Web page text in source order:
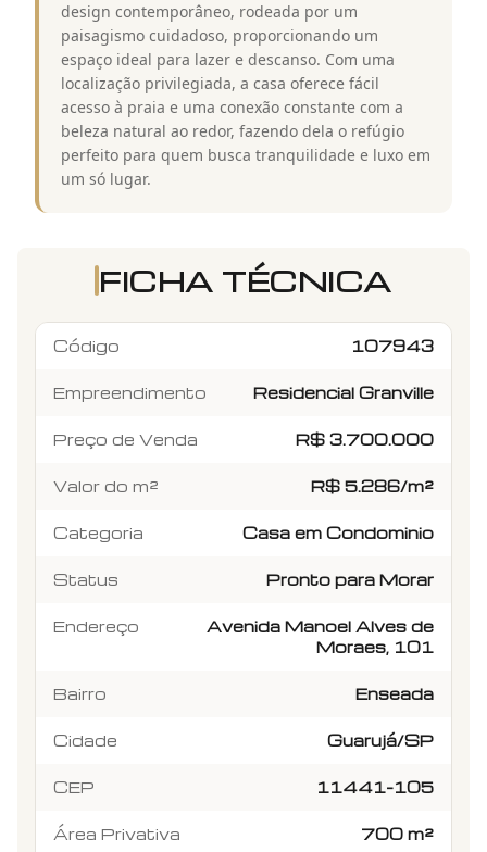
design contemporâneo, rodeada por um
paisagismo cuidadoso, proporcionando um
espaço ideal para lazer e descanso. Com uma
localização privilegiada, a casa oferece fácil
acesso à praia e uma conexão constante com a
beleza natural ao redor, fazendo dela o refúgio
perfeito para quem busca tranquilidade e luxo em
um só lugar.
FICHA TÉCNICA
Código 107943
Empreendimento Residencial Granville
Preço de Venda R$ 3.700.000
Valor do m² R$ 5.286/m²
Categoria Casa em Condominio
Status Pronto para Morar
Endereço
Avenida Manoel Alves de
Moraes, 101
Bairro Enseada
Cidade Guarujá/SP
CEP 11441-105
Área Privativa 700 m²